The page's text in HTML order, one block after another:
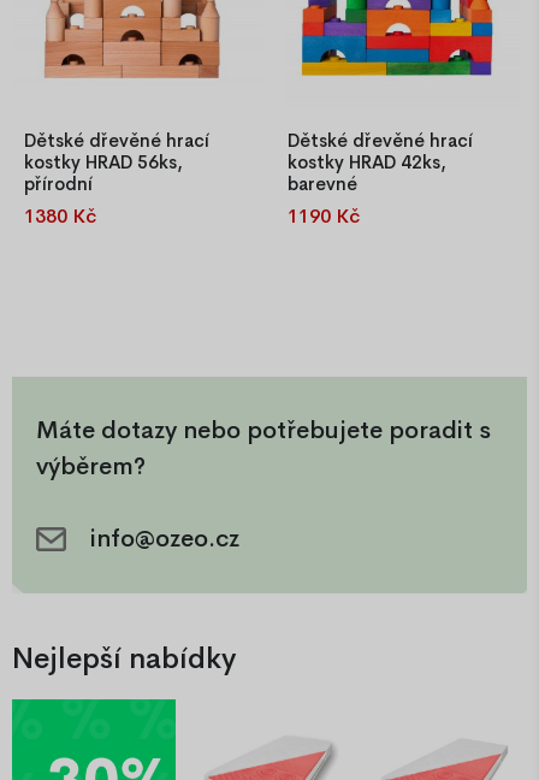
pro maminku i tatínka.
Dětské dřevěné hrací
kostky HRAD 56ks,
přírodní
Sada se skládá z 56
1380 Kč
Dětské dřevěné hrací
kostky HRAD 42ks,
barevné
Sada se skládá ze 42
1190 Kč
Máte dotazy nebo potřebujete poradit s
výběrem?
info@ozeo.cz
Nejlepší nabídky